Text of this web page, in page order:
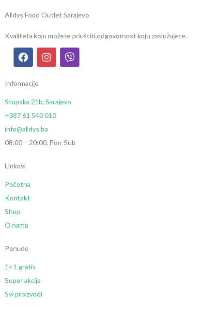
Alldys Food Outlet Sarajevo
Kvaliteta koju možete priuštiti,odgovornost koju zaslužujete.
Informacije
Stupska 21b, Sarajevo
+387 61 540 010
info@alldys.ba
08:00 – 20:00, Pon-Sub
Linkovi
Početna
Kontakt
Shop
O nama
Ponude
1+1 gratis
Super akcija
Svi proizvodi